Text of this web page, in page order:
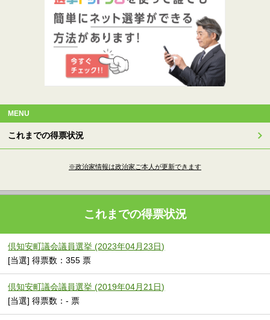
MENU
これまでの得票状況
※政治家情報は政治家ご本人が更新できます
これまでの得票状況
倶知安町議会議員選挙 (2023年04月23日)
[当選] 得票数：355 票
倶知安町議会議員選挙 (2019年04月21日)
[当選] 得票数：- 票